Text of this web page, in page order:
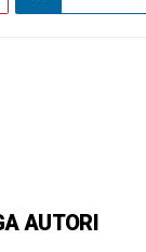
AUTORI